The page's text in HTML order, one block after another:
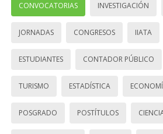
CONVOCATORIAS INVESTIGACIÓN
JORNADAS CONGRESOS IIATA
ESTUDIANTES CONTADOR PÚBLICO
TURISMO ESTADÍSTICA
POSGRADO POSTÍTULOS